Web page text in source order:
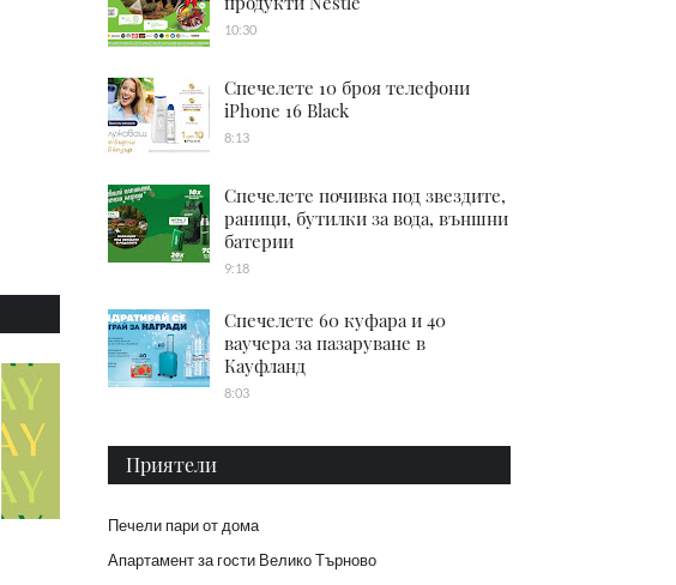
10:30
Спечелете 10 броя телефони
iPhone 16 Black
8:13
Спечелете почивка под звездите,
раници, бутилки за вода, външни
батерии
9:18
Спечелете 60 куфара и 40
ваучера за пазаруване в
Кауфланд
8:03
Приятели
Печели пари от дома
Апартамент за гости Велико Търново